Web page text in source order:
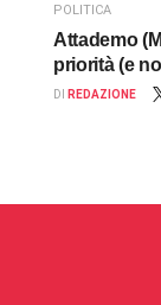
POLITICA
Attademo
priorità (e
DI REDAZIONE